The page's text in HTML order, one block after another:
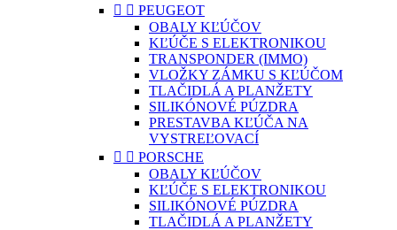
  PEUGEOT
OBALY KĽÚČOV
KĽÚČE S ELEKTRONIKOU
TRANSPONDER (IMMO)
VLOŽKY ZÁMKU S KĽÚČOM
TLAČIDLÁ A PLANŽETY
SILIKÓNOVÉ PÚZDRA
PRESTAVBA KĽÚČA NA
VYSTREĽOVACÍ
  PORSCHE
OBALY KĽÚČOV
KĽÚČE S ELEKTRONIKOU
SILIKÓNOVÉ PÚZDRA
TLAČIDLÁ A PLANŽETY